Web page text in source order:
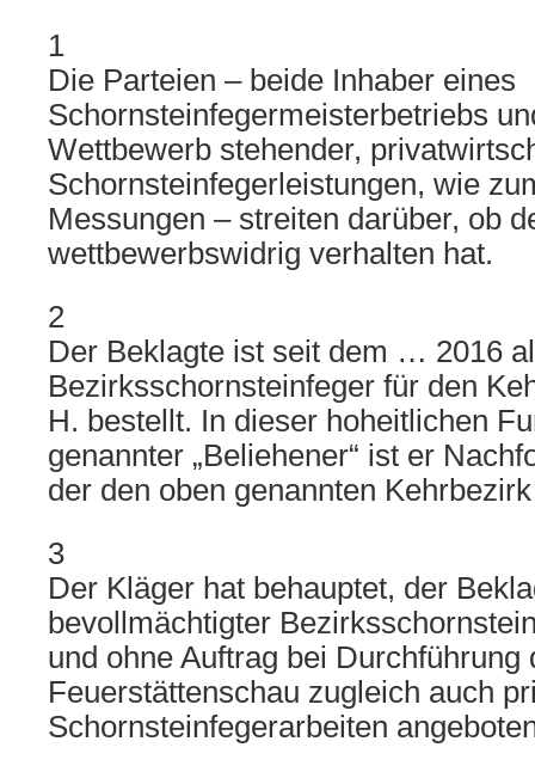
1
Die Parteien – beide Inhaber eines
Schornsteinfegermeisterbetriebs
Wettbewerb stehender,
Schornsteinfegerleistungen, wie
Messungen – streiten darüber, ob
wettbewerbswidrig verhalten hat.
2
Der Beklagte ist seit dem … 2016
Bezirksschornsteinfeger für den
H. bestellt. In dieser hoheitlichen
genannter „Beliehener“ ist er
der den oben genannten
3
Der Kläger hat behauptet, der
bevollmächtigter
und ohne Auftrag bei Durchführung
Feuerstättenschau zugleich auch
Schornsteinfegerarbeiten